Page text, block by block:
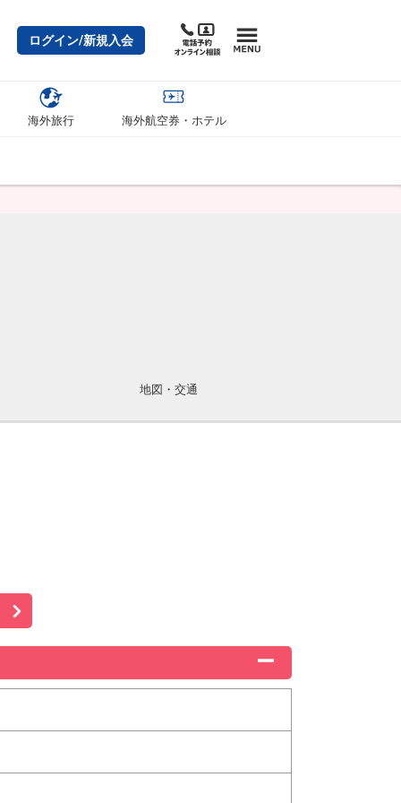
ログイン/新規入会
海外旅行 海外航空券・ホテル
地図・交通